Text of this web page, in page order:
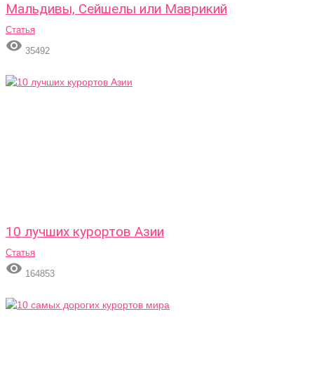
Мальдивы, Сейшелы или Маврикий
Статья
 35492
10 лучших курортов Азии
Статья
 164853